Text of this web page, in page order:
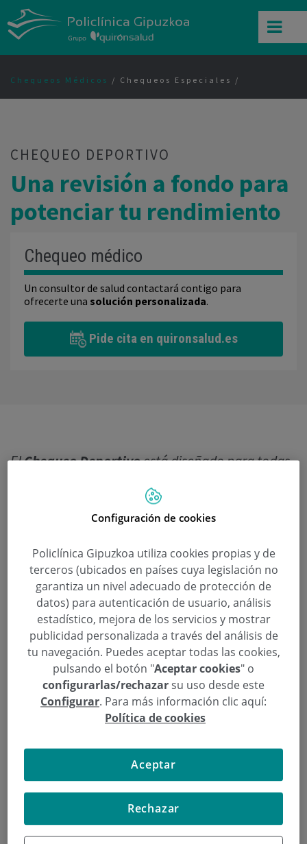
Chequeos Médicos / Chequeos Especiales
CHEQUEO DEPORTIVO
Una revisión a fondo para
potenciar tu rendimiento
Chequeo médico
Un consultor de salud contactará contigo para
ofrecerte una solución personalizada.
Pide cita en quironsalud.es
ElChequeo Deportivoestá diseñado para todas
física con regularidad, también para aquellas
que tienen un nivel de exigencia superior o que
incluso practican un deporte a nivel profesional.
El chequeo se adaptará a cada caso concreto.
director médicodel chequeo, especializado en
Medicina Deportiva, valorará de forma individual
qué prueba debe incorporarse específicamente
dependiendo del tipo de actividad y
antecedentes del paciente.
Configuración de cookies
Policlínica Gipuzkoa utiliza cookies propias y de
terceros (ubicados en países cuya legislación no
garantiza un nivel adecuado de protección de
datos) para autenticación de usuario, análisis
estadístico, mejora de los servicios y mostrar
publicidad personalizada a través del análisis de
tu navegación. Puedes aceptar todas las cookies,
pulsando el botón "Aceptar cookies" o
configurarlas/rechazarsu uso desde este
Configurar. Para más información clic aquí:
Política de cookies
Rechazar
Aceptar